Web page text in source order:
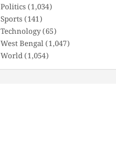
Politics (1,034)
Sports (141)
Technology(65)
West Bengal(1,047)
World(1,054)